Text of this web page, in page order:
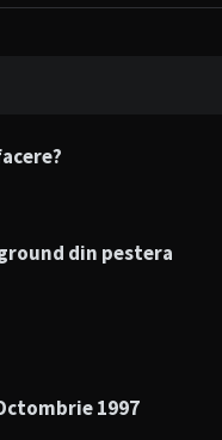
din pestera
1997